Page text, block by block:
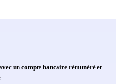
un compte bancaire rémunéré et